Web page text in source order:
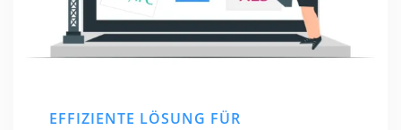
EFFIZIENTE LÖSUNG FÜR